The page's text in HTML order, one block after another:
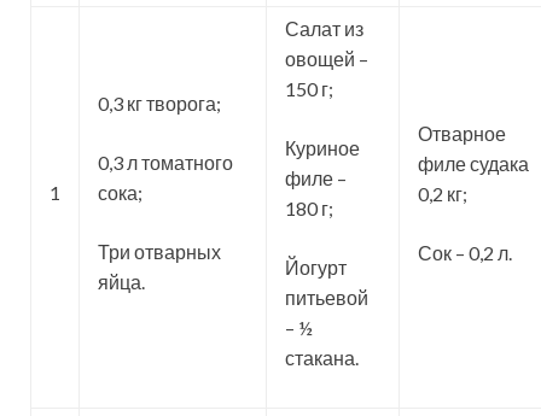
1
0,3 кг творога;
0,3 л томатного
сока;
Три отварных
яйца.
Салат из
овощей –
150 г;
Куриное
филе –
180 г;
Йогурт
питьевой
– ½
стакана.
Отварное
филе судака
0,2 кг;
Сок – 0,2 л.